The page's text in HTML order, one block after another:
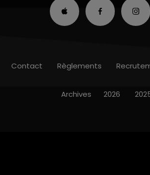
Contact Règlements
Archives 2026